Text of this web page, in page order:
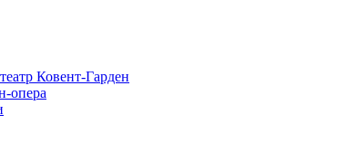
Ковент-Гарден
опера